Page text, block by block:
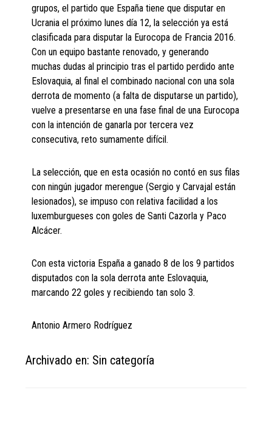
grupos, el partido que España tiene que disputar en
Ucrania el próximo lunes día 12, la selección ya está
clasificada para disputar la Eurocopa de Francia 2016.
Con un equipo bastante renovado, y generando
muchas dudas al principio tras el partido perdido ante
Eslovaquia, al final el combinado nacional con una sola
derrota de momento (a falta de disputarse un partido),
vuelve a presentarse en una fase final de una Eurocopa
con la intención de ganarla por tercera vez
consecutiva, reto sumamente difícil.
La selección, que en esta ocasión no contó en sus filas
con ningún jugador merengue (Sergio y Carvajal están
lesionados), se impuso con relativa facilidad a los
luxemburgueses con goles de Santi Cazorla y Paco
Alcácer.
Con esta victoria España a ganado 8 de los 9 partidos
disputados con la sola derrota ante Eslovaquia,
marcando 22 goles y recibiendo tan solo 3.
Antonio Armero Rodríguez
Archivado en: Sin categoría